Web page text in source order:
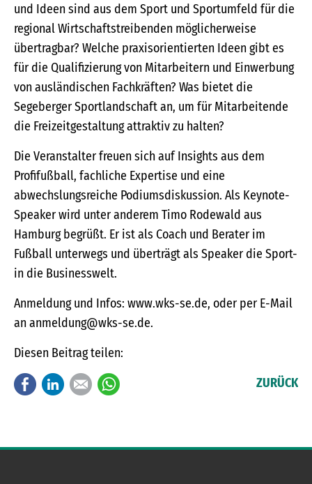
und Ideen sind aus dem Sport und Sportumfeld für die
regional Wirtschaftstreibenden möglicherweise
übertragbar? Welche praxisorientierten Ideen gibt es
für die Qualifizierung von Mitarbeitern und Einwerbung
von ausländischen Fachkräften? Was bietet die
Segeberger Sportlandschaft an, um für Mitarbeitende
die Freizeitgestaltung attraktiv zu halten?
Die Veranstalter freuen sich auf Insights aus dem
Profifußball, fachliche Expertise und eine
abwechslungsreiche Podiumsdiskussion. Als Keynote-
Speaker wird unter anderem Timo Rodewald aus
Hamburg begrüßt. Er ist als Coach und Berater im
Fußball unterwegs und überträgt als Speaker die Sport-
in die Businesswelt.
Anmeldung und Infos: www.wks-se.de, oder per E-Mail
an anmeldung@wks-se.de.
Diesen Beitrag teilen:
FacebookLinkedInE-mail ZURÜCK